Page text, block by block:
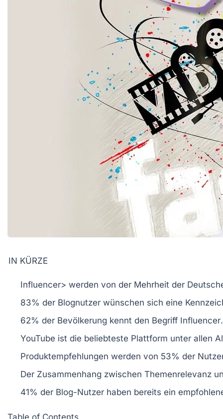
IN KÜRZE
Influencer> werden von der Mehrheit der
83% der Blognutzer wünschen sich eine
62% der Bevölkerung kennt den Begriff Influencer.
YouTube ist die beliebteste Plattform unter allen
Produktempfehlungen werden von 53% der
Der Zusammenhang zwischen Themenrelevanz
41% der Blog-Nutzer haben bereits ein
Table of Contents